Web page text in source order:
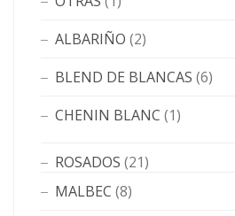
ALBARIÑO (2)
BLEND DE BLANCAS (6)
CHENIN BLANC (1)
ROSADOS (21)
MALBEC (8)